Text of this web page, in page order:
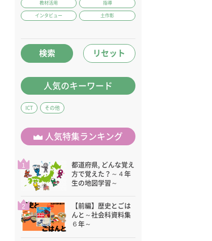
教材活用 指導
インタビュー 土作彰
検索 リセット
人気のキーワード
ICT その他
人気特集ランキング
1
都道府県, どんな覚え
方で覚えた？～４年
生の地図学習～
2
【前編】歴史とごは
んと～社会科資料集
６年～